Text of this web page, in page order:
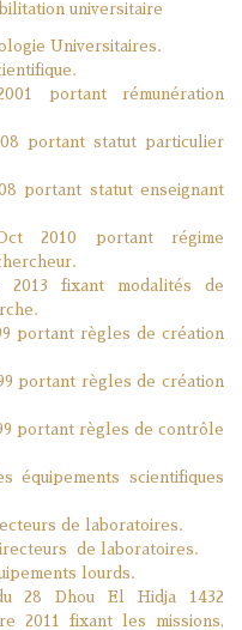
universitaire
Universitaires.
portant rémunération
portant statut particulier
portant statut enseignant
2010 portant régime
2013 fixant modalités de
portant règles de création
portant règles de création
portant règles de contrôle
équipements scientifiques
de laboratoires.
de laboratoires.
lourds.
28 Dhou El Hidja 1432
2011 fixant les missions,